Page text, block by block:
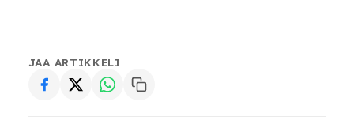
JAA ARTIKKELI